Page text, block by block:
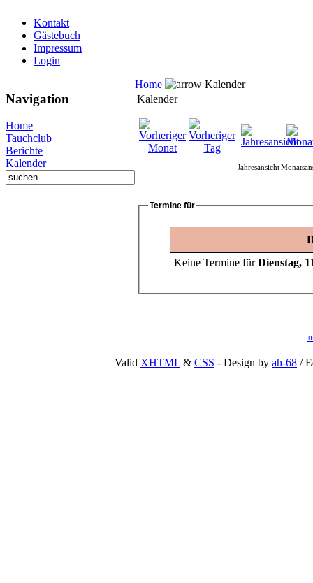
Kontakt
Gästebuch
Impressum
Login
Navigation
Home
Tauchclub
Berichte
Kalender
Home
Kalender
Kalender
Jahresansicht
Termine für
Keine Termine fürDienstag,
Valid XHTML & CSS - Design by ah-68 /